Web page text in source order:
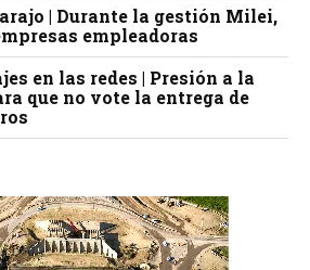
| Durante la gestión Milei,
empleadoras
en las redes | Presión a la
que no vote la entrega de